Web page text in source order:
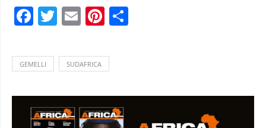
Facebook
Twitter
EmailPinterest
GEMELLI SUDAFRICA